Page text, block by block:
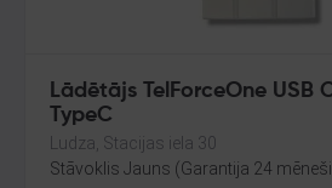
Lādētājs TelForceOne USB
TypeC
Ludza, Stacijas iela 30
Stāvoklis Jauns (Garantija 24